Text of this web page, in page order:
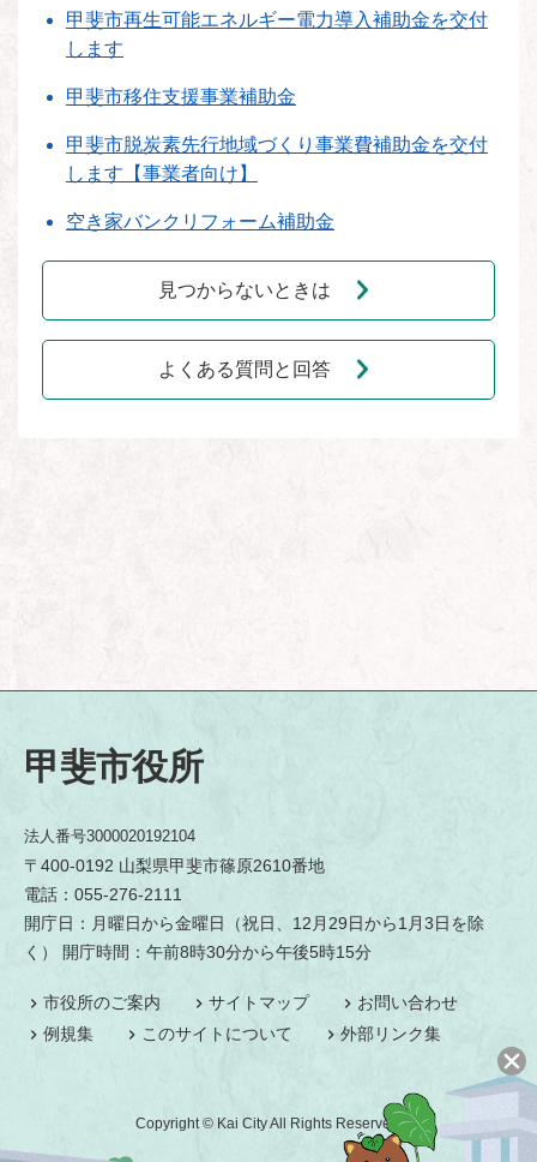
甲斐市再生可能エネルギー電力導入補助金を交付
します
甲斐市移住支援事業補助金
甲斐市脱炭素先行地域づくり事業費補助金を交付
します【事業者向け】
空き家バンクリフォーム補助金
見つからないときは
よくある質問と回答
甲斐市役所
法人番号3000020192104
〒400-0192 山梨県甲斐市篠原2610番地
電話：055-276-2111
開庁日：月曜日から金曜日（祝日、12月29日から1月3日を除
く） 開庁時間：午前8時30分から午後5時15分
市役所のご案内 サイトマップ
お問い合わせ
例規集
このサイトについて 外部リンク集
Copyright © Kai City All Rights Reserved.